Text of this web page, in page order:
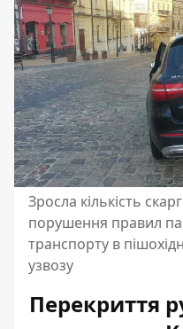
Зросла кількість
порушення правил
транспорту в
узвозу
Перекриття